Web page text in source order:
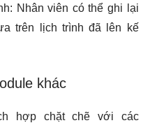
Nhân viên có thể ghi lại
trên lịch trình đã lên kế
khác
hợp chặt chẽ với các